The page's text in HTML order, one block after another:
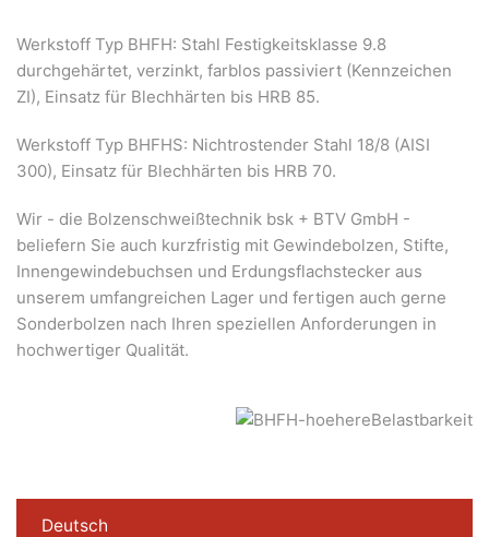
Werkstoff Typ BHFH: Stahl Festigkeitsklasse 9.8
durchgehärtet, verzinkt, farblos passiviert (Kennzeichen
ZI), Einsatz für Blechhärten bis HRB 85.
Werkstoff Typ BHFHS: Nichtrostender Stahl 18/8 (AISI
300), Einsatz für Blechhärten bis HRB 70.
Wir - die Bolzenschweißtechnik bsk + BTV GmbH -
beliefern Sie auch kurzfristig mit Gewindebolzen, Stifte,
Innengewindebuchsen und Erdungsflachstecker aus
unserem umfangreichen Lager und fertigen auch gerne
Sonderbolzen nach Ihren speziellen Anforderungen in
hochwertiger Qualität.
Deutsch